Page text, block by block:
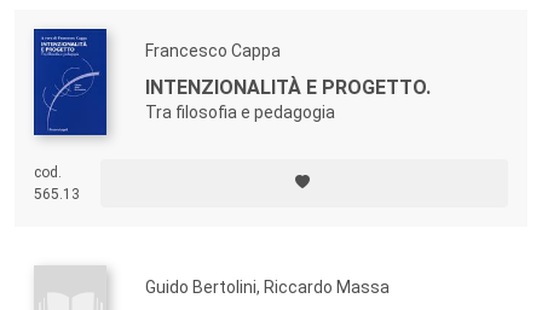
Francesco Cappa
INTENZIONALITÀ E PROGETTO.
Tra filosofia e pedagogia
cod.
565.13
Guido Bertolini, Riccardo Massa